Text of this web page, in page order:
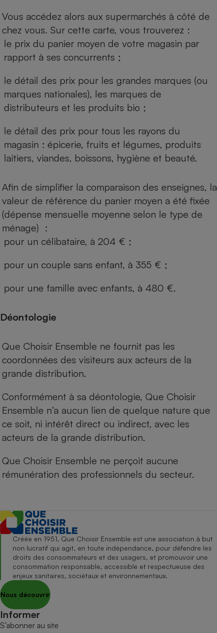
Vous accédez alors aux supermarchés à côté de
chez vous. Sur cette carte, vous trouverez :
le prix du panier moyen de votre magasin par
rapport à ses concurrents ;
le détail des prix pour les grandes marques (ou
marques nationales), les marques de
distributeurs et les produits bio ;
le détail des prix pour tous les rayons du
magasin : épicerie, fruits et légumes, produits
laitiers, viandes, boissons, hygiène et beauté.
Afin de simplifier la comparaison des enseignes, la
valeur de référence du panier moyen a été fixée
(dépense mensuelle moyenne selon le type de
ménage) :
pour un célibataire, à 204 € ;
pour un couple sans enfant, à 355 € ;
pour une famille avec enfants, à 480 €.
Déontologie
Que Choisir Ensemble ne fournit pas les
coordonnées des visiteurs aux acteurs de la
grande distribution.
Conformément à sa déontologie, Que Choisir
Ensemble n’a aucun lien de quelque nature que
ce soit, ni intérêt direct ou indirect, avec les
acteurs de la grande distribution.
Que Choisir Ensemble ne perçoit aucune
rémunération des professionnels du secteur.
Créée en 1951, Que Choisir Ensemble est une association à but
non lucratif qui agit, en toute indépendance, pour défendre les
droits des consommateurs et des usagers, et promouvoir une
consommation responsable, accessible et respectueuse des
enjeux sanitaires, sociétaux et environnementaux.
Nous découvrir
Informer
S’abonner au site